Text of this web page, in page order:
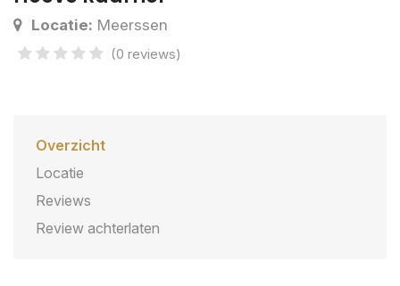
Locatie: Meerssen
(0 reviews)
Overzicht
Locatie
Reviews
Review achterlaten